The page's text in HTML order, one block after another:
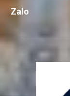
Zalo